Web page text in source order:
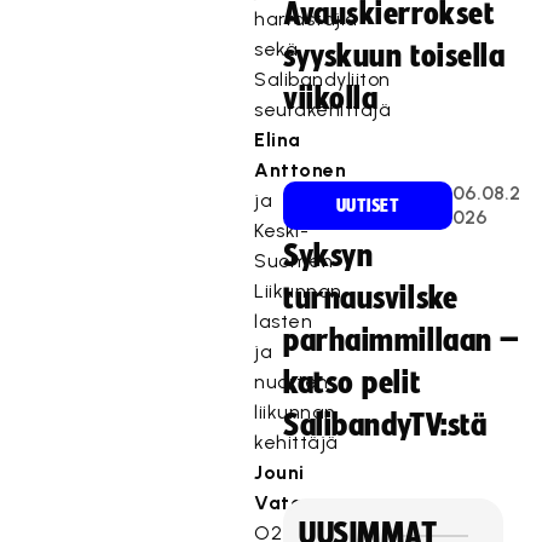
harrastajia
sekä
Salibandyliiton
seurakehittäjä
Elina
Anttonen
ja
Keski-
Suomen
Liikunnan
lasten
ja
nuorten
liikunnan
kehittäjä
Jouni
Vatanen.
O2
Avauskierrokset
syyskuun toisella
viikolla
UUTISET
06.08.2
026
Syksyn
turnausvilske
parhaimmillaan –
katso pelit
SalibandyTV:stä
UUSIMMAT